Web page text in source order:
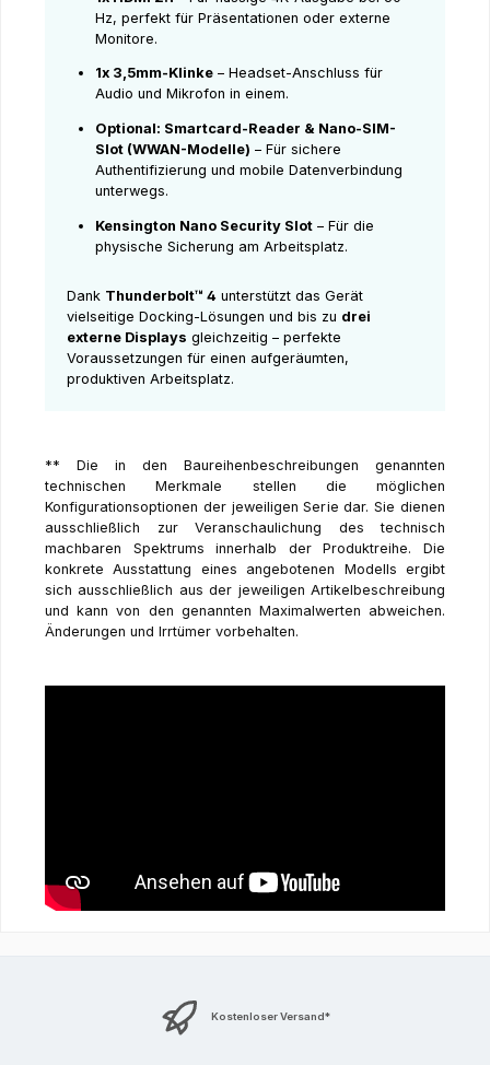
Hz, perfekt für Präsentationen oder externe
Monitore.
1x 3,5mm-Klinke– Headset-Anschluss für
Audio und Mikrofon in einem.
Optional: Smartcard-Reader & Nano-SIM-
Slot (WWAN-Modelle) – Für sichere
Authentifizierung und mobile Datenverbindung
unterwegs.
Kensington Nano Security Slot– Für die
physische Sicherung am Arbeitsplatz.
Dank Thunderbolt™ 4 unterstützt das Gerät
vielseitige Docking-Lösungen und bis zu drei
externe Displays gleichzeitig – perfekte
Voraussetzungen für einen aufgeräumten,
produktiven Arbeitsplatz.
** Die in den Baureihenbeschreibungen genannten
technischen Merkmale stellen die möglichen
Konfigurationsoptionen der jeweiligen Serie dar. Sie dienen
ausschließlich zur Veranschaulichung des technisch
machbaren Spektrums innerhalb der Produktreihe. Die
konkrete Ausstattung eines angebotenen Modells ergibt
sich ausschließlich aus der jeweiligen Artikelbeschreibung
und kann von den genannten Maximalwerten abweichen.
Änderungen und Irrtümer vorbehalten.
Kostenloser Versand*